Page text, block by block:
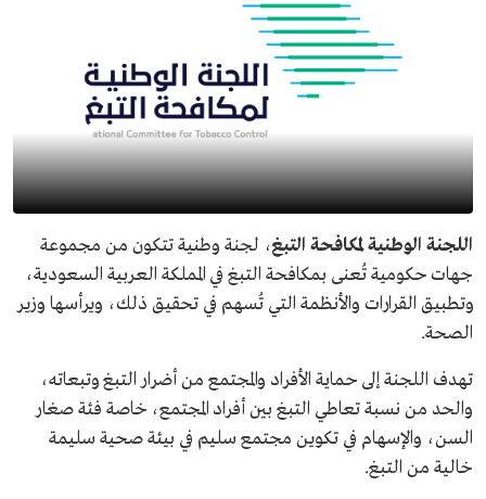
اللجنة الوطنية لمكافحة التبغ، لجنة وطنية تتكون من مجموعة
جهات حكومية تُعنى بمكافحة التبغ في المملكة العربية السعودية،
وتطبيق القرارات والأنظمة التي تُسهم في تحقيق ذلك، ويرأسها وزير
الصحة.
تهدف اللجنة إلى حماية الأفراد والمجتمع من أضرار التبغ وتبعاته،
والحد من نسبة تعاطي التبغ بين أفراد المجتمع، خاصة فئة صغار
السن، والإسهام في تكوين مجتمع سليم في بيئة صحية سليمة
خالية من التبغ.